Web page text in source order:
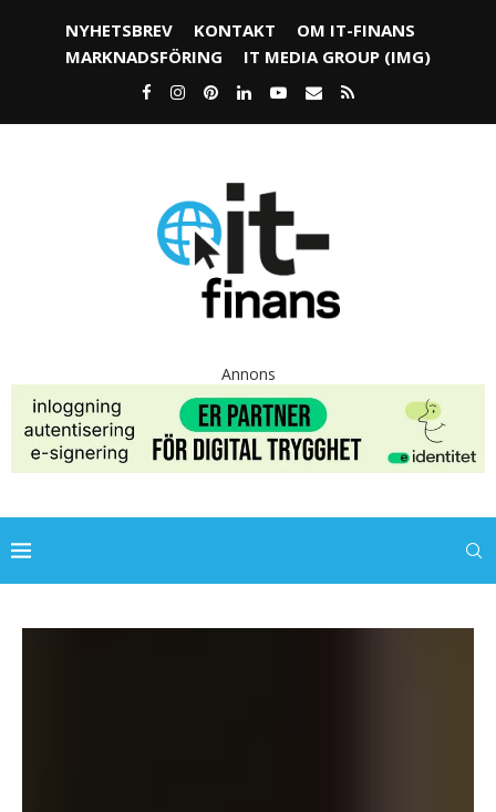
NYHETSBREV KONTAKT
OM IT-FINANS
MARKNADSFÖRING
IT MEDIA GROUP (IMG)
Annons